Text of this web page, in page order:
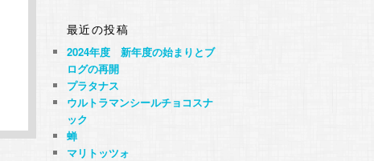
最近の投稿
2024年度 新年度の始まりとブ
ログの再開
プラタナス
ウルトラマンシールチョコスナ
ック
蝉
マリトッツォ